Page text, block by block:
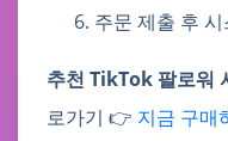
주문 제출 후
추천 TikTok 팔로워
로가기 👉 지금 구매